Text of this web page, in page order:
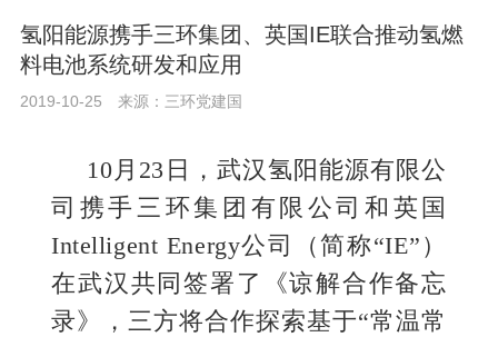
氢阳能源携手三环集团、英国IE联合推动氢燃
料电池系统研发和应用
2019-10-25 来源：三环党建国
10月23日，武汉氢阳能源有限公
司 携手三 环集团 有限公司和英国
Intelligent Energy公司（简称“IE”）
在武汉共同签署了《谅解合作备忘
录》，三方将合作探索基于“常温常